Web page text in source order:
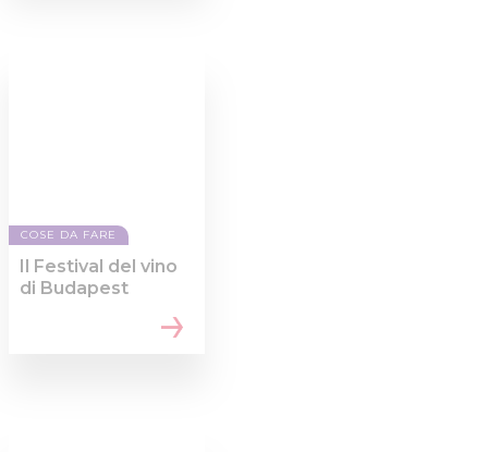
COSE DA FARE
Il Festival del vino
di Budapest